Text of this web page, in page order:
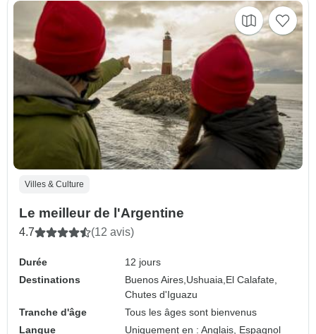
Villes & Culture
Le meilleur de l'Argentine
4.7 (12 avis)
Durée
12 jours
Destinations
Buenos Aires,Ushuaia,El Calafate,
Chutes d'Iguazu
Tranche d'âge
Tous les âges sont bienvenus
Langue
Uniquement en : Anglais, Espagnol